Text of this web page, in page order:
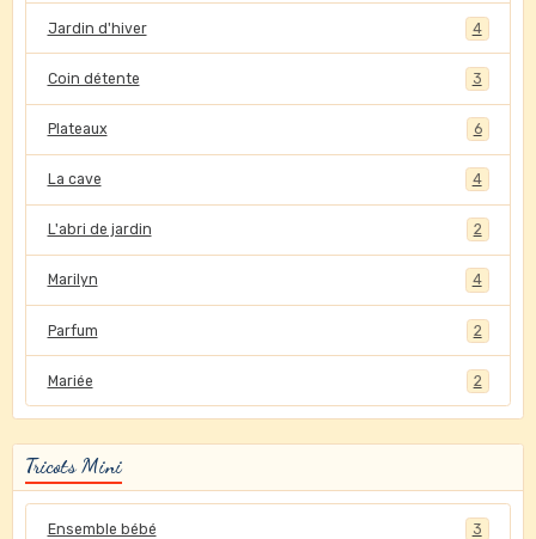
Jardin d'hiver 4
Coin détente 3
Plateaux 6
La cave 4
L'abri de jardin 2
Marilyn 4
Parfum 2
Mariée 2
Tricots Mini
Ensemble bébé 3